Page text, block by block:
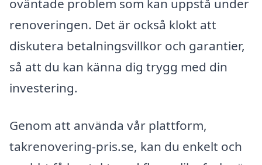
oväntade problem som kan uppstå under
renoveringen. Det är också klokt att
diskutera betalningsvillkor och garantier,
så att du kan känna dig trygg med din
investering.
Genom att använda vår plattform,
takrenovering-pris.se, kan du enkelt och